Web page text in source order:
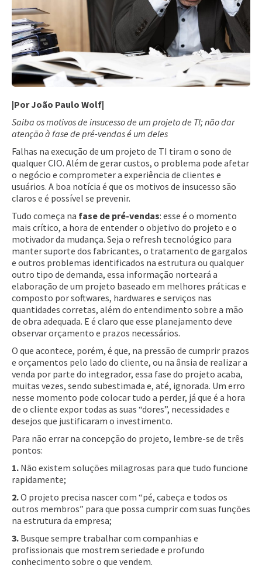
|Por João Paulo Wolf|
Saiba os motivos de insucesso de um projeto de TI; não dar
atenção à fase de pré-vendas é um deles
Falhas na execução de um projeto de TI tiram o sono de
qualquer CIO. Além de gerar custos, o problema pode afetar
o negócio e comprometer a experiência de clientes e
usuários. A boa notícia é que os motivos de insucesso são
claros e é possível se prevenir.
Tudo começa na fase de pré-vendas: esse é o momento
mais crítico, a hora de entender o objetivo do projeto e o
motivador da mudança. Seja o refresh tecnológico para
manter suporte dos fabricantes, o tratamento de gargalos
e outros problemas identificados na estrutura ou qualquer
outro tipo de demanda, essa informação norteará a
elaboração de um projeto baseado em melhores práticas e
composto por softwares, hardwares e serviços nas
quantidades corretas, além do entendimento sobre a mão
de obra adequada. E é claro que esse planejamento deve
observar orçamento e prazos necessários.
O que acontece, porém, é que, na pressão de cumprir prazos
e orçamentos pelo lado do cliente, ou na ânsia de realizar a
venda por parte do integrador, essa fase do projeto acaba,
muitas vezes, sendo subestimada e, até, ignorada. Um erro
nesse momento pode colocar tudo a perder, já que é a hora
de o cliente expor todas as suas “dores”, necessidades e
desejos que justificaram o investimento.
Para não errar na concepção do projeto, lembre-se de três
pontos:
1. Não existem soluções milagrosas para que tudo funcione
rapidamente;
2.O projeto precisa nascer com “pé, cabeça e todos os
outros membros” para que possa cumprir com suas funções
na estrutura da empresa;
3. Busque sempre trabalhar com companhias e
profissionais que mostrem seriedade e profundo
conhecimento sobre o que vendem.